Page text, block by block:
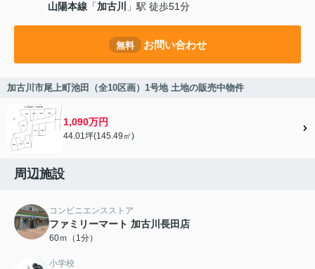
山陽本線 「加古川 」駅 徒歩51分
無料 お問い合わせ
加古川市尾上町池田（全10区画）1号地 土地の販売中物件
1,090万円
44.01坪(145.49㎡)
周辺施設
コンビニエンスストア
ファミリーマート 加古川長田店
60ｍ（1分）
小学校